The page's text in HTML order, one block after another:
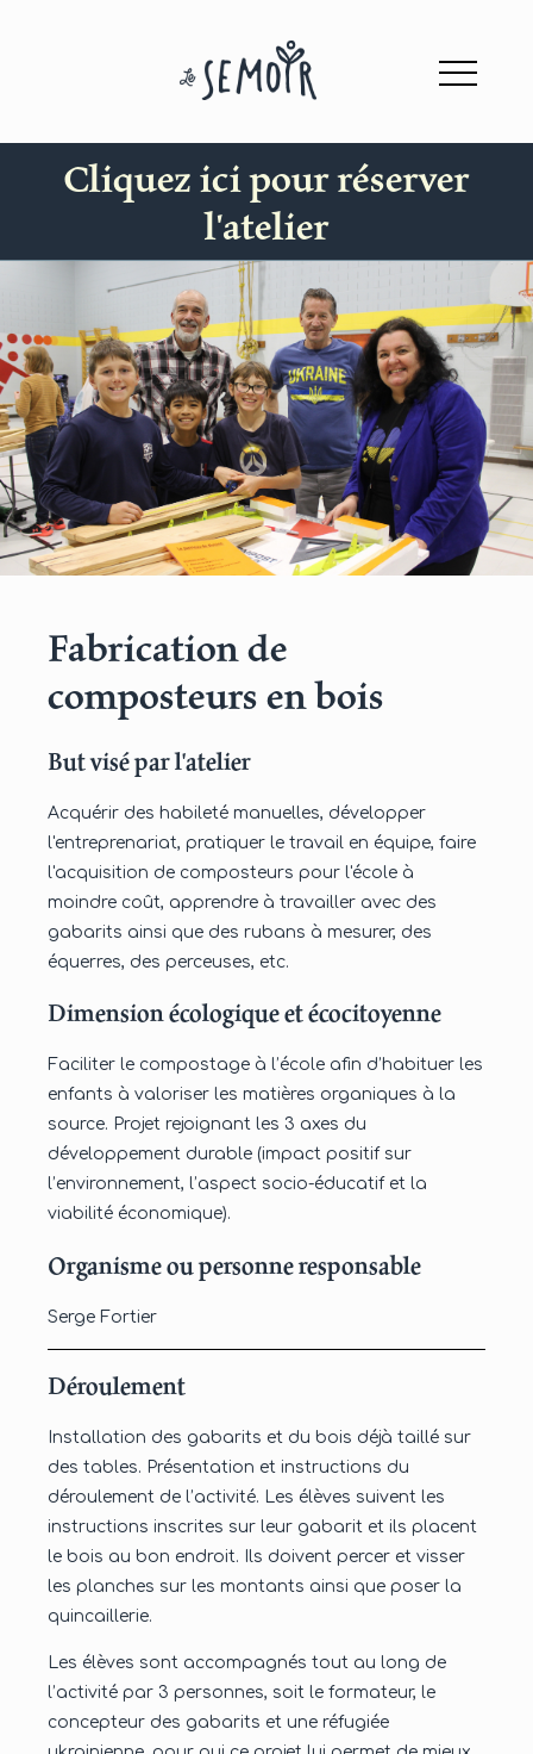
Cliquez ici pour réserver
l'atelier
Fabrication de
composteurs en bois
But visé par l'atelier
Acquérir des habileté manuelles, développer
l'entreprenariat, pratiquer le travail en équipe, faire
l'acquisition de composteurs pour l'école à
moindre coût, apprendre à travailler avec des
gabarits ainsi que des rubans à mesurer, des
équerres, des perceuses, etc.
Dimension écologique et écocitoyenne
Faciliter le compostage à l’école afin d’habituer les
enfants à valoriser les matières organiques à la
source. Projet rejoignant les 3 axes du
développement durable (impact positif sur
l’environnement, l’aspect socio-éducatif et la
viabilité économique).
Organisme ou personne responsable
Serge Fortier
Déroulement
Installation des gabarits et du bois déjà taillé sur
des tables. Présentation et instructions du
déroulement de l’activité. Les élèves suivent les
instructions inscrites sur leur gabarit et ils placent
le bois au bon endroit. Ils doivent percer et visser
les planches sur les montants ainsi que poser la
quincaillerie.
Les élèves sont accompagnés tout au long de
l’activité par 3 personnes, soit le formateur, le
concepteur des gabarits et une réfugiée